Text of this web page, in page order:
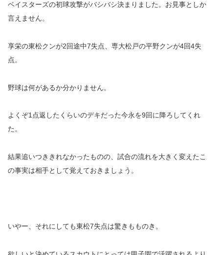
ベイスターズの初球攻撃がバシバシ決まりました。お見事としか
言えません。
享栄の東松クンが2回途中7失点、専大松戸の平野クンが4回4失
点。
野球は何があるか分かりません。
よくぞ1点返したくらいのデキだった今永を9回に降ろしてくれ
た。
結果追いつききれなかったものの、試合の流れを大きく変えたこ
の事実は相手として覚えておきましょう。
いやー、それにしても東松7失点は驚きもものき。